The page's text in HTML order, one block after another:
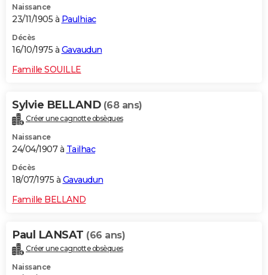
Naissance
23/11/1905 à Paulhiac
Décès
16/10/1975 à Gavaudun
Famille SOUILLE
Sylvie BELLAND (68 ans)
Créer une cagnotte obsèques
Naissance
24/04/1907 à Tailhac
Décès
18/07/1975 à Gavaudun
Famille BELLAND
Paul LANSAT (66 ans)
Créer une cagnotte obsèques
Naissance